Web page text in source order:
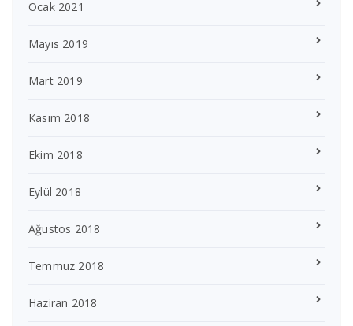
Ocak 2021
Mayıs 2019
Mart 2019
Kasım 2018
Ekim 2018
Eylül 2018
Ağustos 2018
Temmuz 2018
Haziran 2018